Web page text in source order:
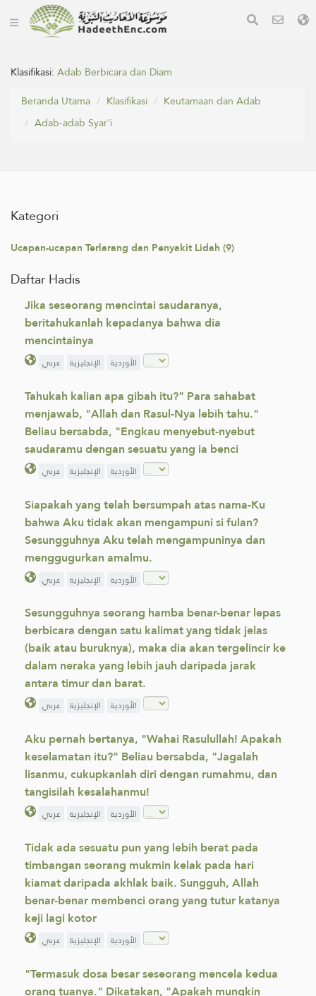
Klasifikasi:Adab Berbicara dan Diam
Beranda Utama
Klasifikasi
Keutamaan dan Adab
Adab-adab Syar'i
Kategori
Ucapan-ucapan Terlarang dan Penyakit Lidah (9)
Daftar Hadis
Jika seseorang mencintai saudaranya,
beritahukanlah kepadanya bahwa dia
mencintainya
عربي الإنجليزية الأوردية
Tahukah kalian apa gibah itu?" Para ‎sahabat
menjawab, "Allah dan Rasul-Nya lebih tahu."
Beliau bersabda, "Engkau menyebut-nyebut
‎saudaramu dengan sesuatu yang ia benci
عربي الإنجليزية الأوردية
Siapakah yang telah bersumpah atas nama-Ku
bahwa Aku tidak akan mengampuni si fulan?
Sesungguhnya Aku telah mengampuninya dan
menggugurkan amalmu.
عربي الإنجليزية الأوردية
Sesungguhnya seorang hamba benar-benar lepas
berbicara dengan satu kalimat yang tidak jelas
(baik atau buruknya), maka dia akan tergelincir ke
dalam neraka yang lebih jauh daripada jarak
antara timur dan barat.
عربي الإنجليزية الأوردية
Aku pernah bertanya, "Wahai Rasulullah! Apakah
keselamatan itu?" Beliau bersabda, "Jagalah
lisanmu, cukupkanlah diri dengan rumahmu, dan
tangisilah kesalahanmu!
عربي الإنجليزية الأوردية
Tidak ada sesuatu pun yang lebih berat pada
timbangan seorang mukmin kelak pada hari
kiamat daripada akhlak baik. Sungguh, Allah
benar-benar membenci orang yang tutur katanya
keji lagi kotor
عربي الإنجليزية الأوردية
"Termasuk dosa besar seseorang mencela kedua
orang tuanya." Dikatakan, "Apakah mungkin